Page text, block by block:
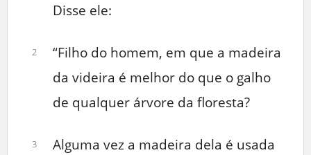
Disse ele:
2
“Filho do homem, em que a madeira
da videira é melhor do que o galho
de qualquer árvore da floresta?
3
Alguma vez a madeira dela é usada